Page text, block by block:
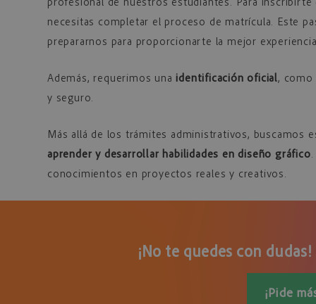
necesitas completar el proceso de matrícula. Este
prepararnos para proporcionarte la mejor
Además, requerimos unaidentificación oficial, como
y seguro.
Más allá de los trámites administrativos, buscamos
aprender y desarrollar habilidades en diseño gráfico
conocimientos en proyectos reales y creativos.
¡No te quedes con
¡Pide